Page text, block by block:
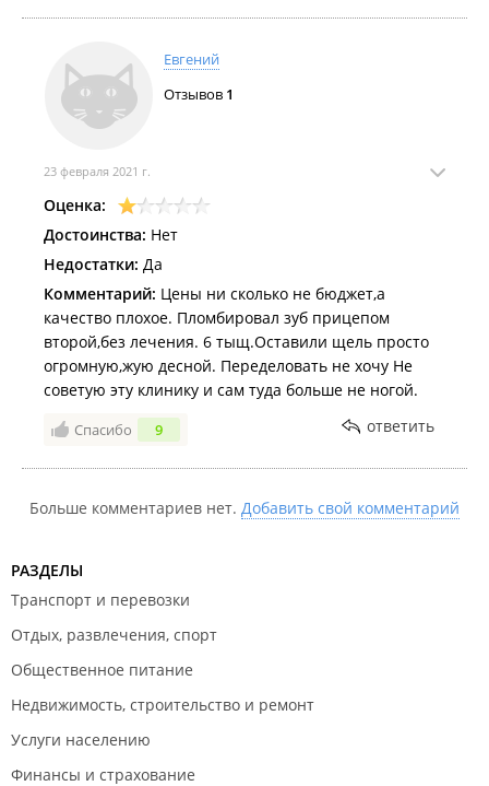
Евгений
Отзывов 1
23 февраля 2021 г.
Оценка:
Достоинства: Нет
Недостатки: Да
Комментарий: Цены ни сколько не бюджет,а
качество плохое. Пломбировал зуб прицепом
второй,без лечения. 6 тыщ.Оставили щель просто
огромную,жую десной. Переделовать не хочу Не
советую эту клинику и сам туда больше не ногой.
Спасибо 9 ответить
Больше комментариев нет. Добавить свой комментарий
РАЗДЕЛЫ
Транспорт и перевозки
Отдых, развлечения, спорт
Общественное питание
Недвижимость, строительство и ремонт
Услуги населению
Финансы и страхование